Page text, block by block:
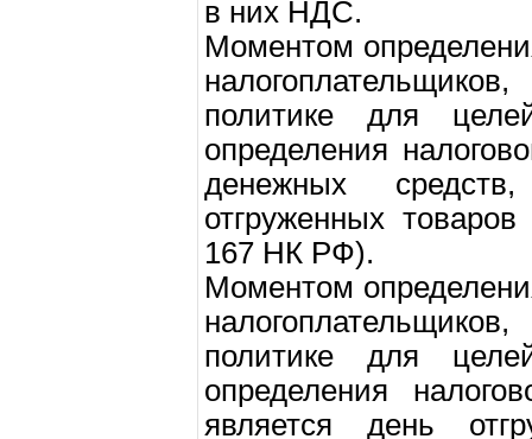
в них НДС.
Моментом
политике для
определения
денежных
отгруженных
167 НК РФ).
Моментом
политике для
определения
является день